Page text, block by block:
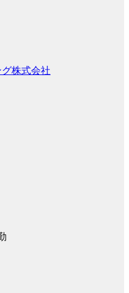
株式会社